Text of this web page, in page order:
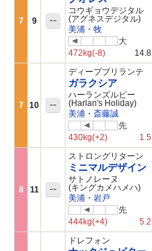
7 9 --
コウギョウデジタル
(アグネスデジタル)
美浦・牧
大
472kg(-8) 14.8
7 10 --
ディープブリランテ
ガラクシア
ハーランズルビー
(Harlan's Holiday)
美浦・斎藤誠
先
430kg(+2) 1.5
8 11 --
ストロングリターン
ミニマルデザイン
サトノレーヌ
(キングカメハメハ)
美浦・岩戸
先
444kg(+4) 5.2
ドレフォン